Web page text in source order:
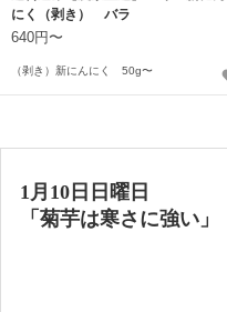
にく（剥き） バラ
640円〜
（剥き）新にんにく 50g〜
1月10日日曜日
「菊芋は寒さに強い」